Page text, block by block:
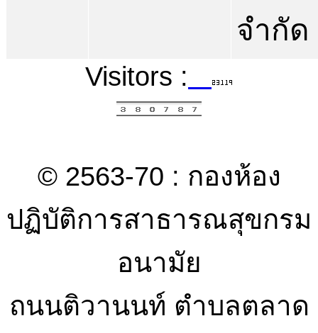
จำกัด
Visitors :
© 2563-70 : กองห้อง
ปฏิบัติการสาธารณสุขกรม
อนามัย
ถนนติวานนท์ ตำบลตลาด